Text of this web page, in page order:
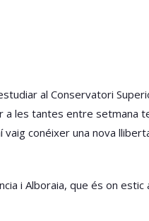
al Conservatori
les tantes entre setmana
conéixer una nova
i Alboraia, que és on